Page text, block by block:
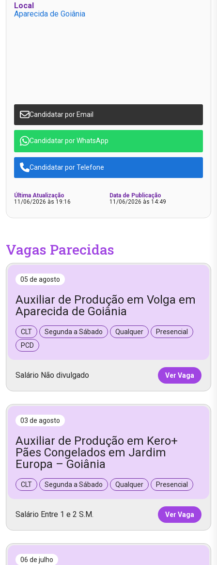
Local
Aparecida de Goiânia
Candidatar por Email
Candidatar por WhatsApp
Candidatar por Telefone
Última Atualização
11/06/2026 às 19:16
Data de Publicação
11/06/2026 às 14:49
Vagas Parecidas
05 de agosto
Auxiliar de Produção em Volga em
Aparecida de Goiânia
CLT Segunda a Sábado Qualquer
Presencial
PCD
Salário Não divulgado Ver Vaga
03 de agosto
Auxiliar de Produção em Kero+
Pães Congelados em Jardim
Europa – Goiânia
CLT Segunda a Sábado Qualquer Presencial
Salário Entre 1 e 2 S.M. Ver Vaga
06 de julho